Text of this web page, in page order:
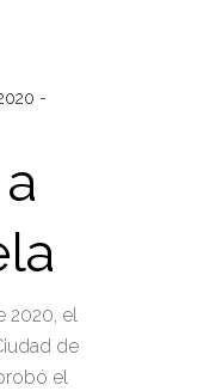
2020, el
de
el